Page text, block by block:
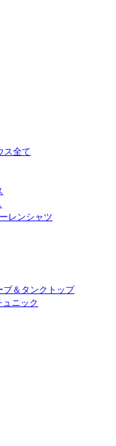
ス全て
レンシャツ
ブ＆タンクトップ
ニック